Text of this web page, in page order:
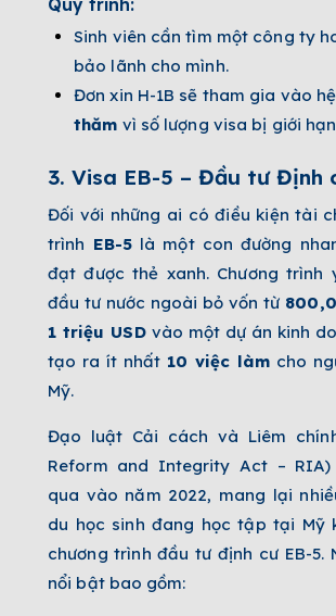
Sinh viên cần tìm một công ty
bảo lãnh cho mình.
Đơn xin H-1B sẽ tham gia vào
thăm vì số lượng visa bị giới
3. Visa EB-5 – Đầu tư Định
Đối với những ai có điều kiện tài
trình EB-5là một con đường
đạt được thẻ xanh. Chương trình
đầu tư nước ngoài bỏ vốn từ
1 triệu USDvào một dự án kinh
tạo ra ít nhất 10 việc làmcho
Mỹ.
Đạo luật Cải cách và Liêm
Reform and Integrity Act –
qua vào năm 2022, mang lại
du học sinh đang học tập tại Mỹ
chương trình đầu tư định cư EB-5.
nổi bật bao gồm: